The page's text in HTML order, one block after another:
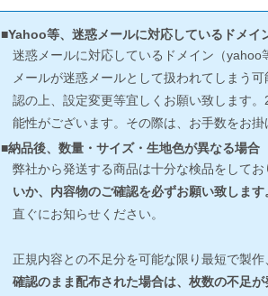
■Yahoo等、迷惑メールに対応しているドメイ
迷惑メールに対応しているドメイン（
メールが迷惑メールとして扱われてしまう
認の上、設定変更等宜しくお願い致します
能性がございます。その際は、お手数をお
■納品後、数量・サイズ・生地色が異なる場合
弊社から発送する商品は十分な検品をしてお
いか、内容物のご確認を必ずお願い致します
直ぐにお知らせください。
正規内容との不足分を可能な限り最短で製
確認のまま配布された場合は、枚数の不足